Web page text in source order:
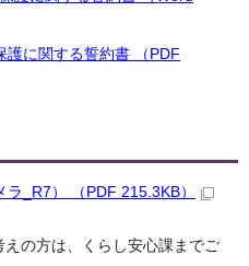
護に関する誓約書 （PDF
_R7） （PDF 215.3KB）
の方は、くらし安心課までご